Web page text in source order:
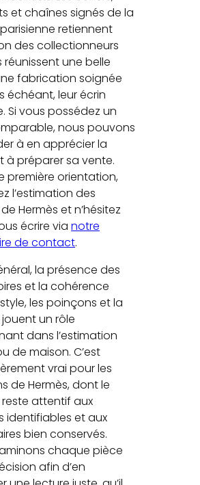
et chaînes signés de la
retiennent
des collectionneurs
réunissent une belle
fabrication soignée
échéant, leur écrin
Si vous possédez un
nous pouvons
à en apprécier la
à préparer sa vente.
première orientation,
l’estimation des
Hermès et n’hésitez
écrire vianotre
de contact.
la présence des
et la cohérence
les poinçons et la
un rôle
dans l’estimation
de maison. C’est
vrai pour les
de Hermès, dont le
attentif aux
identifiables et aux
bien conservés.
chaque pièce
afin d’en